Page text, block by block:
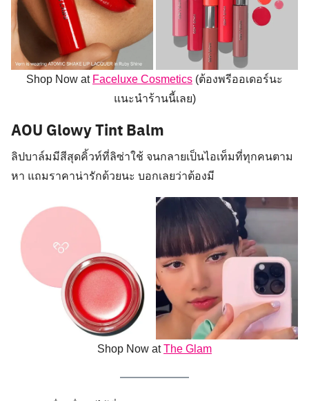
Search
for:
Shop Now at Faceluxe Cosmetics (ต้องพรีออเดอร์นะ
แนะนำร้านนี้เลย)
AOU Glowy Tint Balm
ลิปบาล์มมีสีสุดคิ้วท์ที่ลิซ่าใช้ จนกลายเป็นไอเท็มที่ทุกคนตาม
หา แถมราคาน่ารักด้วยนะ บอกเลยว่าต้องมี
Shop Now atThe Glam